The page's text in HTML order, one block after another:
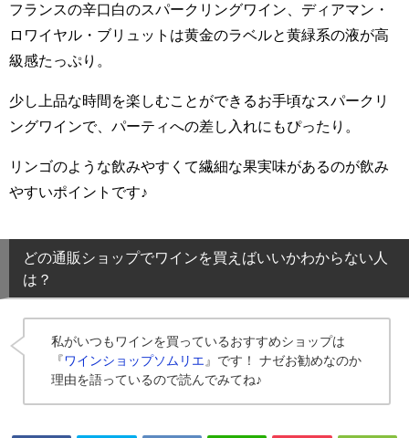
フランスの辛口白のスパークリングワイン、ディアマン・
ロワイヤル・ブリュットは黄金のラベルと黄緑系の液が高
級感たっぷり。
少し上品な時間を楽しむことができるお手頃なスパークリ
ングワインで、パーティへの差し入れにもぴったり。
リンゴのような飲みやすくて繊細な果実味があるのが飲み
やすいポイントです♪
どの通販ショップでワインを買えばいいかわからない人
は？
私がいつもワインを買っているおすすめショップは
『 ワインショップソムリエ 』です！ ナゼお勧めなのか
理由を語っているので読んでみてね♪